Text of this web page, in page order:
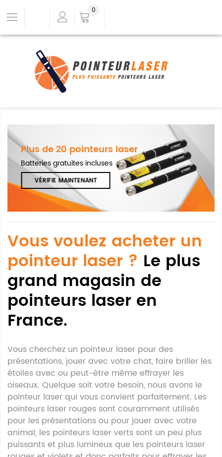
0
Plus de 20 pointeurs laser
Batteries gratuites incluses
VÉRIFIE MAINTENANT
Vous voulez acheter un
pointeur laser ? Le plus
grand magasin de
pointeurs laser en
France.
Vous cherchez un pointeur laser pour des
présentations, jouer avec votre chat, faire briller les
étoiles avec ou peut-être même effrayer les
oiseaux. Quelque soit votre besoin, nous avons le
pointeur laser qui vous convient parfaitement. Les
pointeurs laser rouges sont couramment utilisés
pour les présentations ou pour jouer avec votre
animal, les pointeurs laser verts sont un peu plus
puissants et plus lumineux que les pointeurs laser